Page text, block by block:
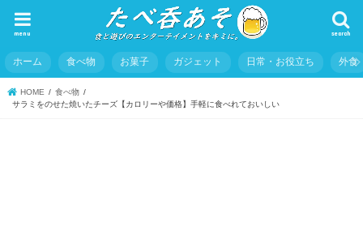
search
menu
ホーム 食べ物 お菓子 ガジェット 日常・お役立ち 外食
HOME
食べ物
サラミをのせた焼いたチーズ【カロリーや価格】手軽に食べれておいしい